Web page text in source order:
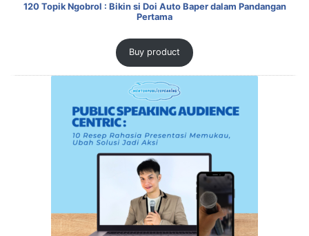
120 Topik Ngobrol : Bikin si Doi Auto Baper dalam Pandangan
Pertama
Buy product